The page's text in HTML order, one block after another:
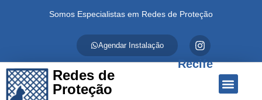
Somos Especialistas em Redes de Proteção
Agendar Instalação
Redes de
Proteção
Recife